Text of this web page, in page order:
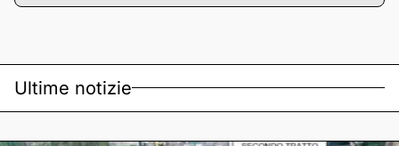
Ultime notizie